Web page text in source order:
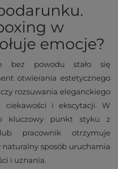
w
emocje?
bez powodu stało się
otwierania estetycznego
rozsuwania eleganckiego
i ekscytacji. W
kluczowy punkt styku z
pracownik otrzymuje
naturalny sposób uruchamia
i uznania.